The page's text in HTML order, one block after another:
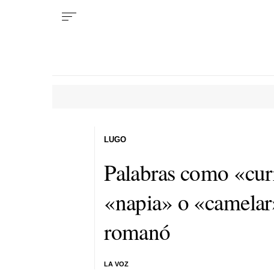
Palabras como
«napia» o
romanó
LA VOZ
LUGO